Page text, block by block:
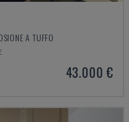
A TUFFO
43.000 €